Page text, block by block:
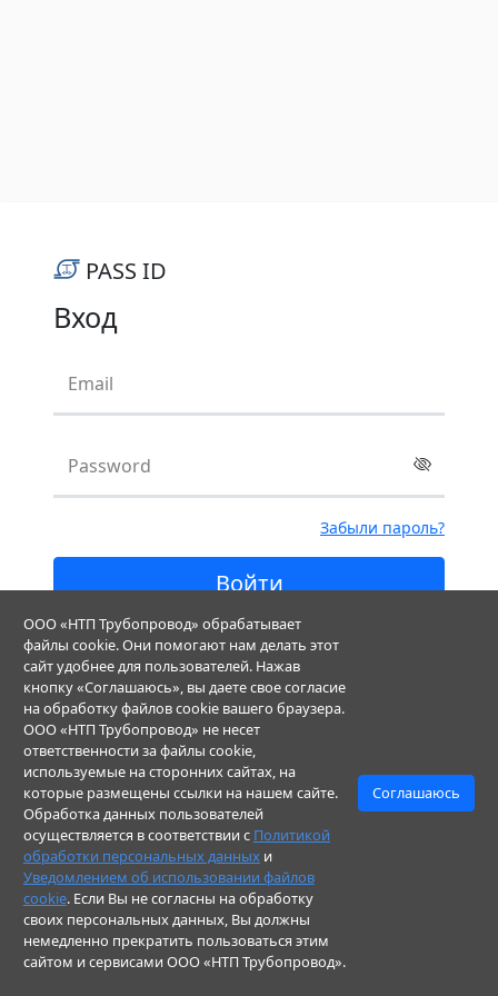
PASS ID
Вход
Email
Password
Забыли пароль?
Войти
Еще не зарегистированы?Регистрация
© ООО "НТП Трубопровод". Все права защищены
ООО «НТП Трубопровод» обрабатывает
файлы cookie. Они помогают нам делать этот
сайт удобнее для пользователей. Нажав
кнопку «Соглашаюсь», вы даете свое согласие
на обработку файлов cookie вашего браузера.
ООО «НТП Трубопровод» не несет
ответственности за файлы cookie,
используемые на сторонних сайтах, на
которые размещены ссылки на нашем сайте.
Обработка данных пользователей
осуществляется в соответствии с Политикой
обработки персональных данныхи
Уведомлением об использовании файлов
cookie. Если Вы не согласны на обработку
своих персональных данных, Вы должны
немедленно прекратить пользоваться этим
сайтом и сервисами ООО «НТП Трубопровод».
Соглашаюсь